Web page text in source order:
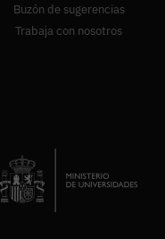
Buzón de sugerencias
Trabaja con nosotros